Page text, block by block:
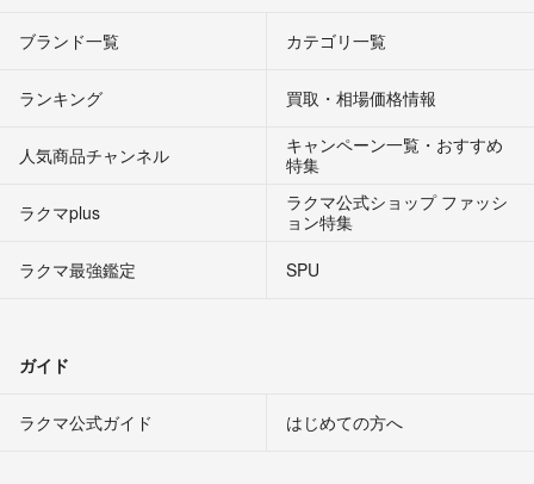
ブランド一覧 カテゴリ一覧
ランキング 買取・相場価格情報
人気商品チャンネル
キャンペーン一覧・おすすめ
特集
ラクマplus
ラクマ公式ショップ ファッシ
ョン特集
ラクマ最強鑑定
SPU
ガイド
ラクマ公式ガイド はじめての方へ